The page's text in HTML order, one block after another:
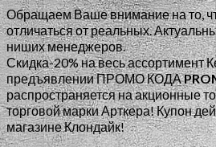
Обращаем Ваше внимание на то,
отличаться от реальных.
ниших менеджеров.
Скидка-20% на весь ассортимент
предъявлении ПРОМО КОДА
распространяется на акционные
торговой марки Арткера! Купон
магазине Клондайк!